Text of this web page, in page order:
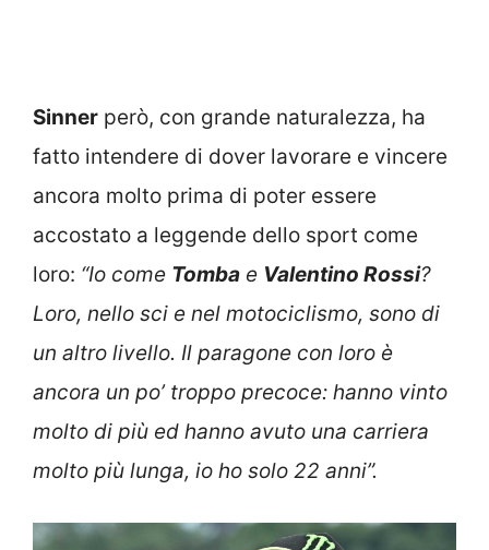
Sinner però, con grande naturalezza, ha
fatto intendere di dover lavorare e vincere
ancora molto prima di poter essere
accostato a leggende dello sport come
loro: “Io come Tomba e Valentino Rossi?
Loro, nello sci e nel motociclismo, sono di
un altro livello. Il paragone con loro è
ancora un po’ troppo precoce: hanno vinto
molto di più ed hanno avuto una carriera
molto più lunga, io ho solo 22 anni”.